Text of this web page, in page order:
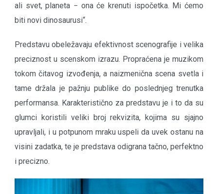
ali svet, planeta − ona će krenuti ispočetka. Mi ćemo
biti novi dinosaurusi“.
Predstavu obeležavaju efektivnost scenografije i velika
preciznost u scenskom izrazu. Propraćena je muzikom
tokom čitavog izvođenja, a naizmenična scena svetla i
tame držala je pažnju publike do poslednjeg trenutka
performansa. Karakteristično za predstavu je i to da su
glumci koristili veliki broj rekvizita, kojima su sjajno
upravljali, i u potpunom mraku uspeli da uvek ostanu na
visini zadatka, te je predstava odigrana tačno, perfektno
i precizno.